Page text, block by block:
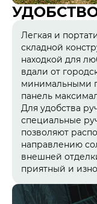
Легкая и
складной
находкой для
вдали от
минимальными
панель
Для удобства
специальные
позволяют
направлению
внешней
приятный и